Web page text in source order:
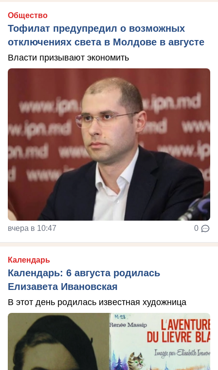
Общество
Тофилат предупредил о возможных
отключениях света в Молдове в августе
Власти призывают экономить
вчера в 10:47 0
Календарь
Календарь: 6 августа родилась
Елизавета Ивановская
В этот день родилась известная художница